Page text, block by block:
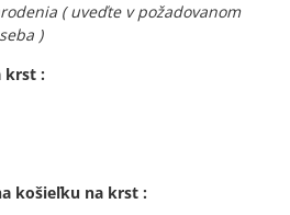
( uveďte v požadovanom
)
krst :
košieľku na krst :